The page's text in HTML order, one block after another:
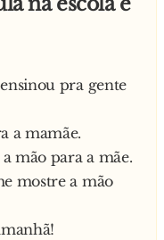
e pergunta:
animais
um
é?
a coisa, pega
contra uma
o contra outra
pra gente
a mamãe.
mão para a mãe.
mostre a mão